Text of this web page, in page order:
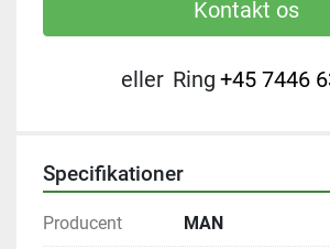
Kontakt os
eller Ring +45 7446
Specifikationer
Producent MAN